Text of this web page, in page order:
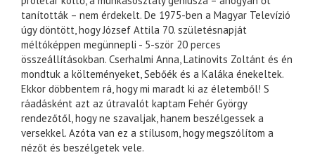
tanították – nem érdekelt. De 1975-ben a Magyar Televízió
úgy döntött, hogy József Attila 70. születésnapját
méltóképpen megünnepli - 5-ször 20 perces
összeállításokban. Cserhalmi Anna, Latinovits Zoltánt és én
mondtuk a költeményeket, Sebőék és a Kaláka énekeltek.
Ekkor döbbentem rá, hogy mi maradt ki az életemből! S
ráadásként azt az útravalót kaptam Fehér György
rendezőtől, hogy ne szavaljak, hanem beszélgessek a
versekkel. Azóta van ez a stílusom, hogy megszólítom a
nézőt és beszélgetek vele.